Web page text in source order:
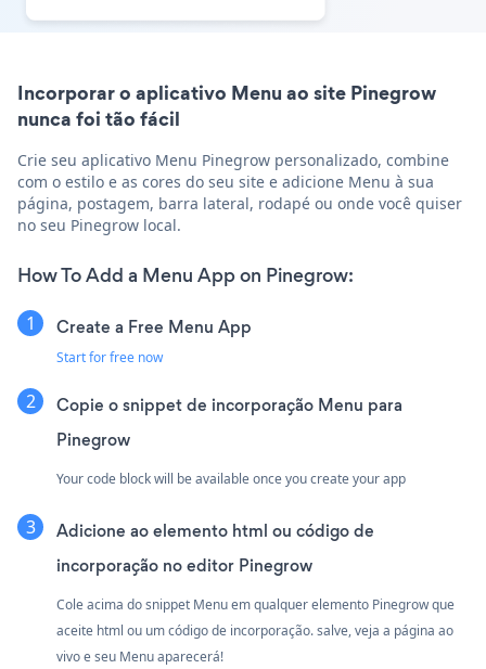
Incorporar o aplicativo Menu ao site Pinegrow
nunca foi tão fácil
Crie seu aplicativo Menu Pinegrow personalizado, combine
com o estilo e as cores do seu site e adicione Menu à sua
página, postagem, barra lateral, rodapé ou onde você quiser
no seu Pinegrow local.
How To Add a Menu App on Pinegrow:
Create a Free Menu App
Start for free now
Copie o snippet de incorporação Menu para
Pinegrow
Your code block will be available once you create your app
Adicione ao elemento html ou código de
incorporação no editor Pinegrow
Cole acima do snippet Menu em qualquer elemento Pinegrow que
aceite html ou um código de incorporação. salve, veja a página ao
vivo e seu Menu aparecerá!